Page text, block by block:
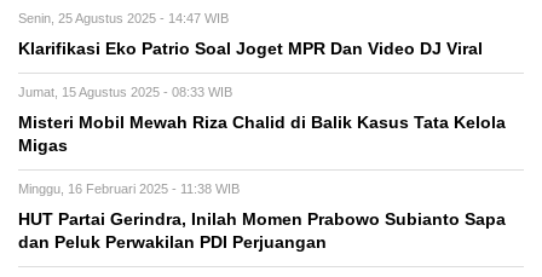
Senin, 25 Agustus 2025 - 14:47 WIB
Klarifikasi Eko Patrio Soal Joget MPR Dan Video DJ Viral
Jumat, 15 Agustus 2025 - 08:33 WIB
Misteri Mobil Mewah Riza Chalid di Balik Kasus Tata Kelola
Migas
Minggu, 16 Februari 2025 - 11:38 WIB
HUT Partai Gerindra, Inilah Momen Prabowo Subianto Sapa
dan Peluk Perwakilan PDI Perjuangan